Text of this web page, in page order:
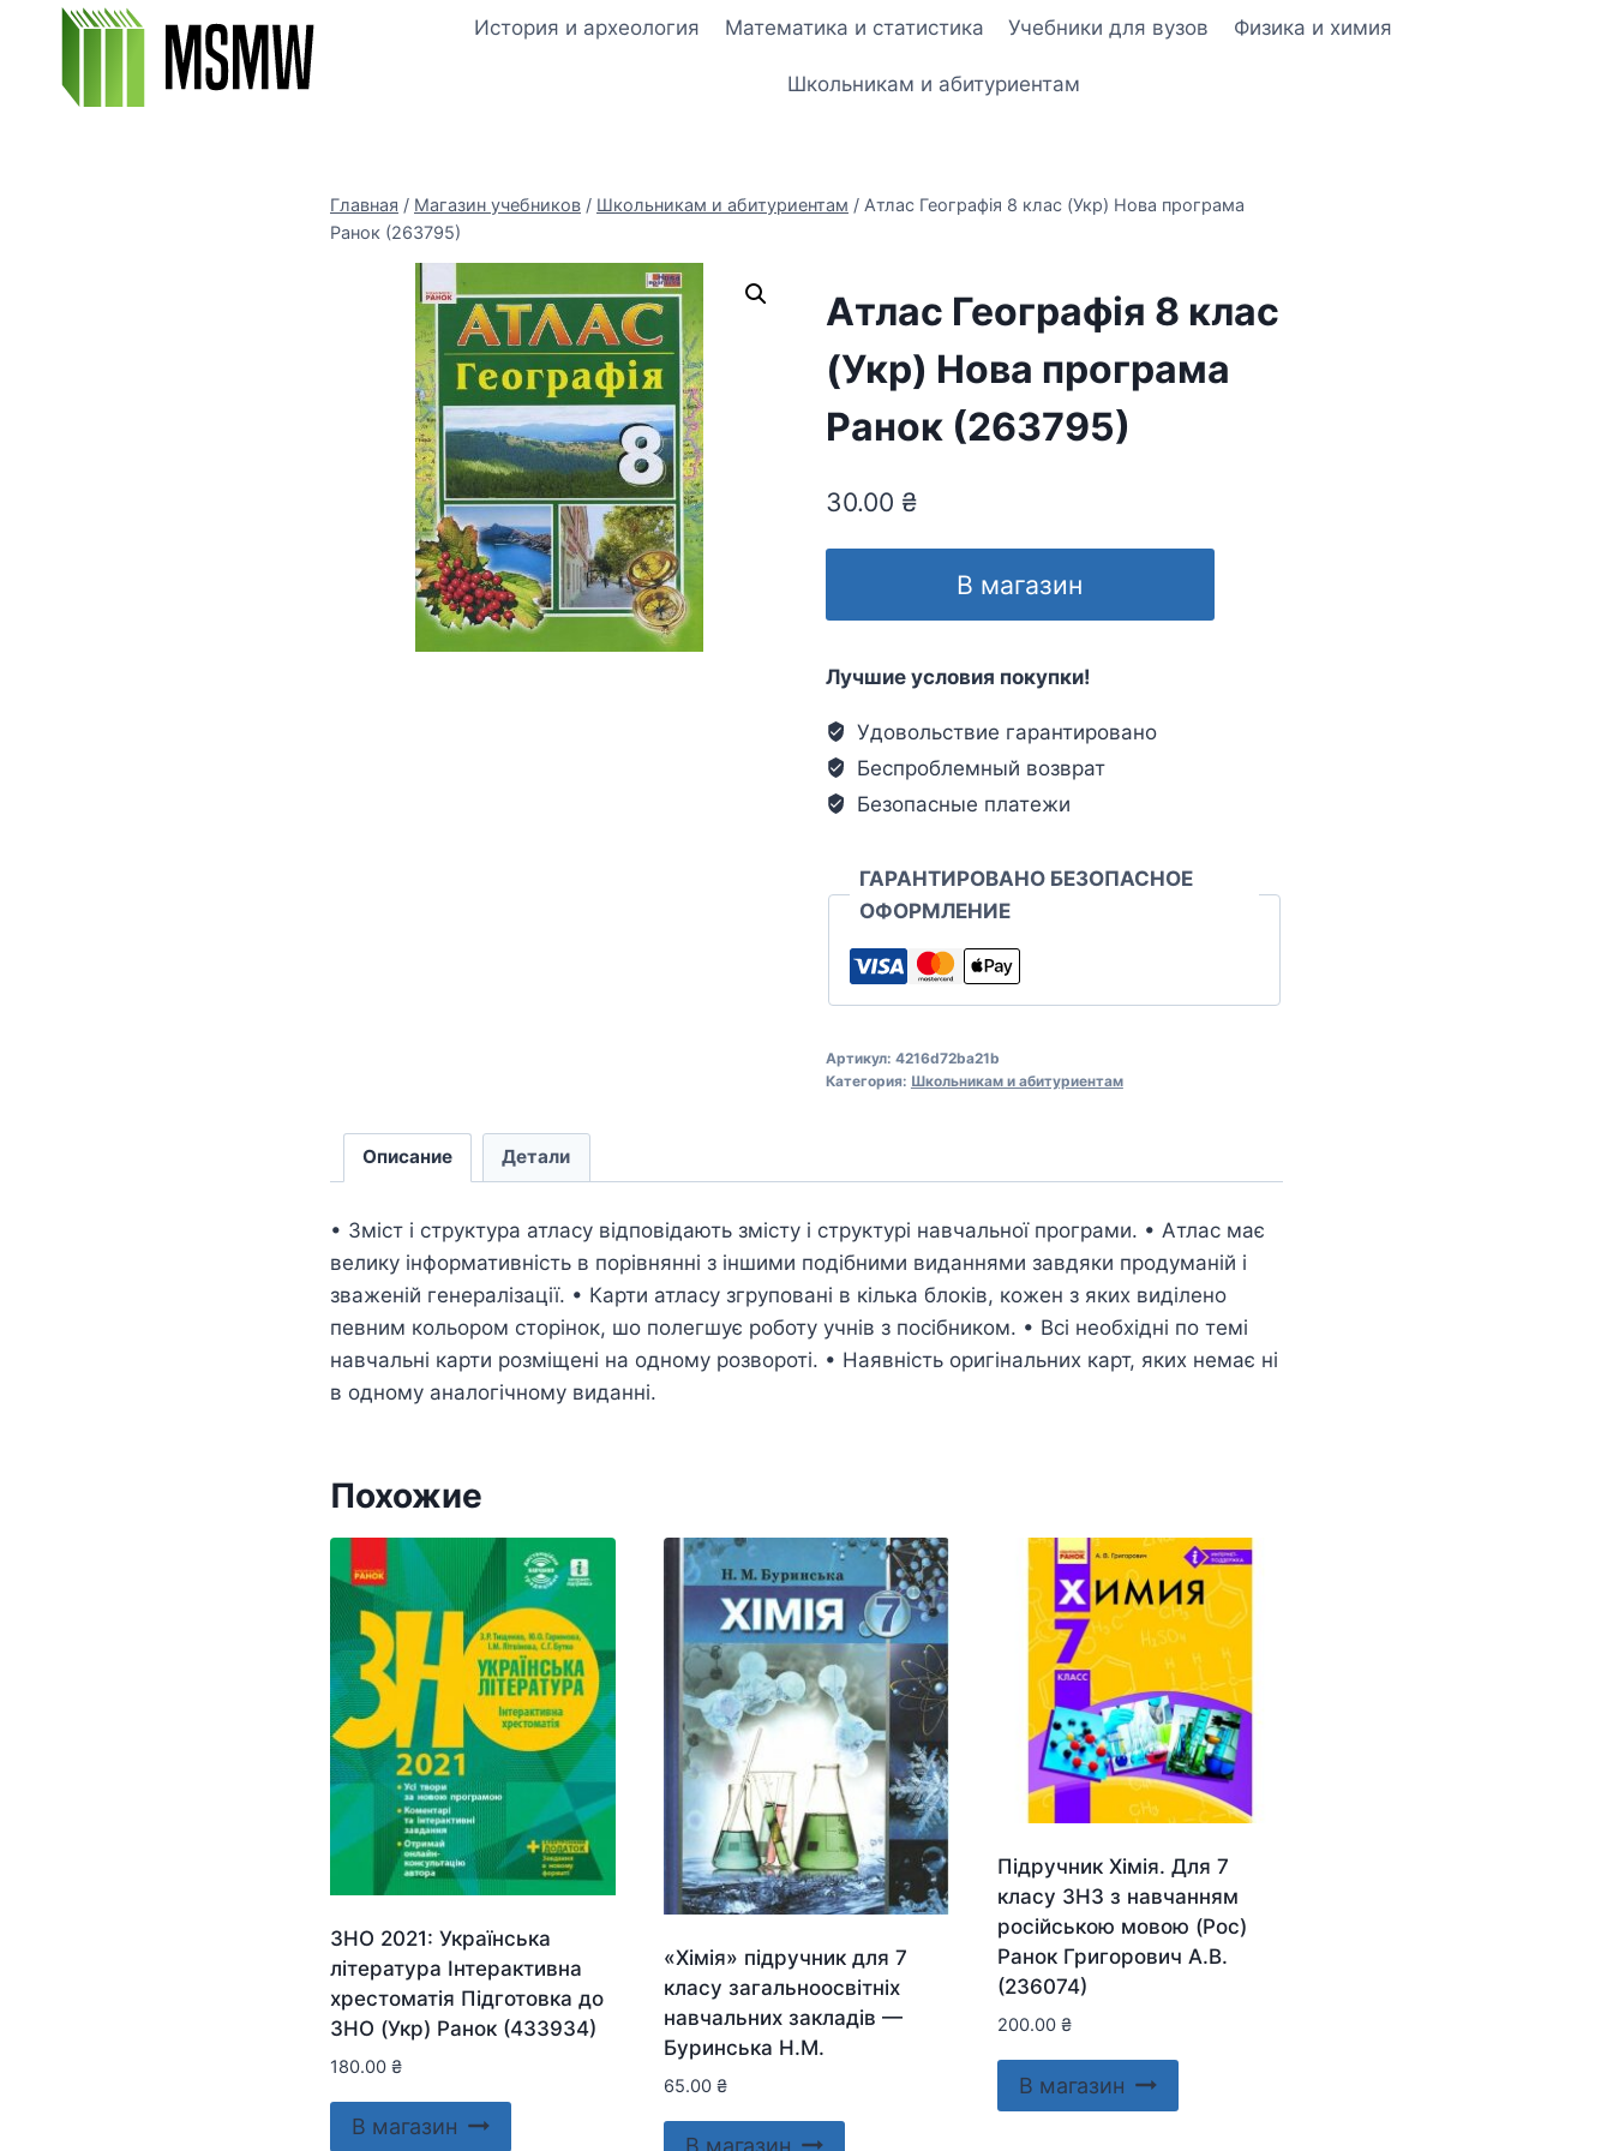
Перейти
содержимому
История и археология Математика и статистика Учебники для вузов Физика и химия
Школьникам и абитуриентам
Главная / Магазин учебников / Школьникам и абитуриентам / Атлас Географія 8 клас (Укр) Нова програма
Ранок (263795)
Атлас Географія 8 клас
(Укр) Нова програма
Ранок (263795)
30.00 ₴
В магазин
Лучшие условия покупки!
Удовольствие гарантировано
Беспроблемный возврат
Безопасные платежи
ГАРАНТИРОВАНО БЕЗОПАСНОЕ
ОФОРМЛЕНИЕ
Артикул: 4216d72ba21b
Категория: Школьникам и абитуриентам
Описание Детали
• Зміст і структура атласу відповідають змісту і структурі навчальної програми. • Атлас має
велику інформативність в порівнянні з іншими подібними виданнями завдяки продуманій і
зваженій генералізації. • Карти атласу згруповані в кілька блоків, кожен з яких виділено
певним кольором сторінок, шо полегшує роботу учнів з посібником. • Всі необхідні по темі
навчальні карти розміщені на одному розвороті. • Наявність оригінальних карт, яких немає ні
в одному аналогічному виданні.
Похожие
ЗНО 2021: Українська
література Інтерактивна
хрестоматія Підготовка до
ЗНО (Укр) Ранок (433934)
180.00 ₴
В магазин
«Хімія» підручник для 7
класу загальноосвітніх
навчальних закладів —
Буринська Н.М.
65.00 ₴
В магазин
Підручник Хімія. Для 7
класу ЗНЗ з навчанням
російською мовою (Рос)
Ранок Григорович А.В.
(236074)
200.00 ₴
В магазин